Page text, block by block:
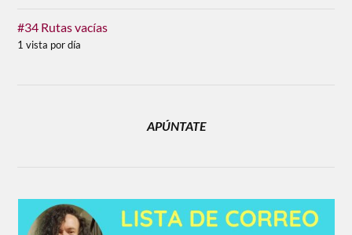
#34 Rutas vacías
1 vista por día
APÚNTATE